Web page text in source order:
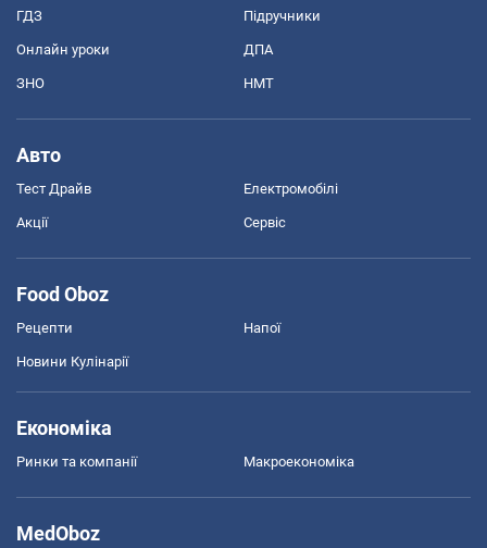
ГДЗ Підручники
Онлайн уроки ДПА
ЗНО НМТ
Авто
Тест Драйв Електромобілі
Акції Сервіс
Food Oboz
Рецепти Напої
Новини Кулінарії
Економіка
Ринки та компанії Макроекономіка
MedOboz